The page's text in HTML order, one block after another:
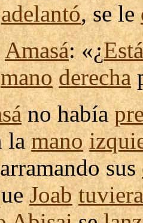
adelantó, se le
Amasá: «¿
mano derecha
no había
lamano
sus
Joab tuviera